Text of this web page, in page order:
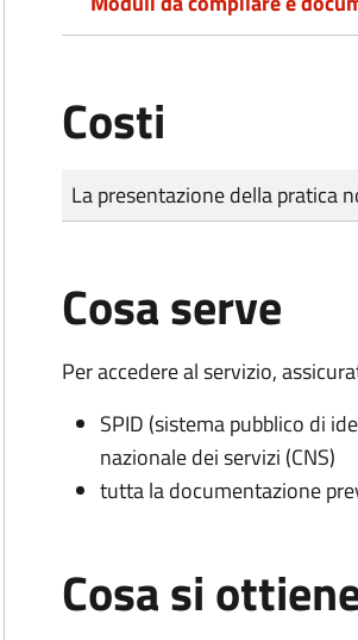
Costi
Tipo di pagamento
Importo
La presentazione della pratica
Cosa serve
Per accedere al servizio,
SPID (sistema pubblico di
nazionale dei servizi (CNS)
tutta la documentazione
Cosa si